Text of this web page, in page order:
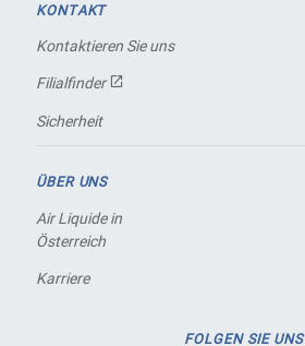
KONTAKT
Kontaktieren Sie uns
Filialfinder
Sicherheit
ÜBER UNS
Air Liquide in
Österreich
Karriere
FOLGEN SIE UNS